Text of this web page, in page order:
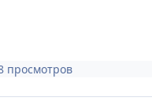
просмотров